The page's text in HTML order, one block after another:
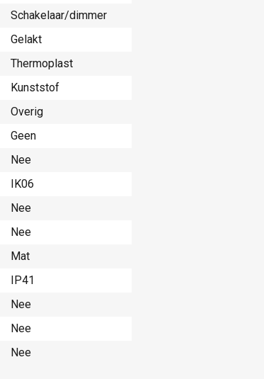
Schakelaar/dimmer
Gelakt
Thermoplast
Kunststof
Overig
Geen
Nee
IK06
Nee
Nee
Mat
IP41
Nee
Nee
Nee